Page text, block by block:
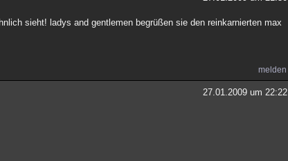
sieht! ladys and gentlemen begrüßen sie den reinkarnierten max
melden
27.01.2009 um 22:22